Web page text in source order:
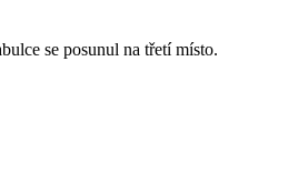
se posunul na třetí místo.